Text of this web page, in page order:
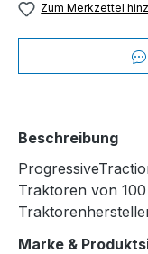
Zum Merkzettel
Beschreibung
Traktoren von
Marke &